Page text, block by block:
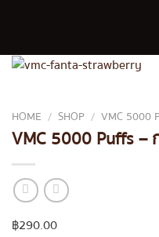
HOME / SHOP / VMC 5000
VMC 5000 Puffs –
฿290.00